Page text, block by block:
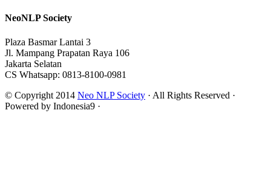
NeoNLP Society
Plaza Basmar Lantai 3
Jl. Mampang Prapatan Raya 106
Jakarta Selatan
CS Whatsapp: 0813-8100-0981
© Copyright 2014 Neo NLP Society · All Rights Reserved ·
Powered by Indonesia9 ·